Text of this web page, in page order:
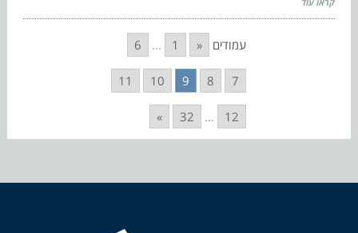
עמודים «
1
...
6
7
8
9
10
11
12
...
32
»